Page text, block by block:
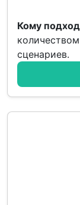
Кому
сценариев.